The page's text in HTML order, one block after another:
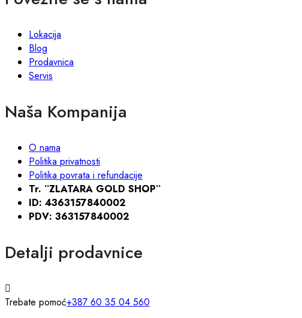
Lokacija
Blog
Prodavnica
Servis
Naša Kompanija
O nama
Politika privatnosti
Politika povrata i refundacije
Tr. ¨ZLATARA GOLD SHOP¨
ID: 4363157840002
PDV: 363157840002
Detalji prodavnice
Trebate pomoć+387 60 35 04 560